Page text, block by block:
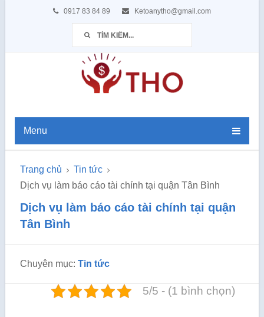
0917 83 84 89 Ketoanytho@gmail.com
Menu
Trang chủ
Tin tức
Dịch vụ làm báo cáo tài chính tại quận Tân Bình
Dịch vụ làm báo cáo tài chính tại quận
Tân Bình
Chuyên mục: Tin tức
5/5 - (1 bình chọn)